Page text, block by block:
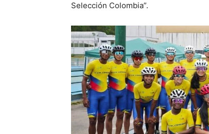
Selección Colombia”.